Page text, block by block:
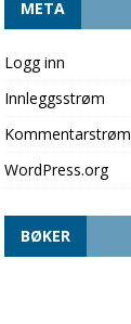
META
Logg inn
Innleggsstrøm
Kommentarstrøm
WordPress.org
BØKER